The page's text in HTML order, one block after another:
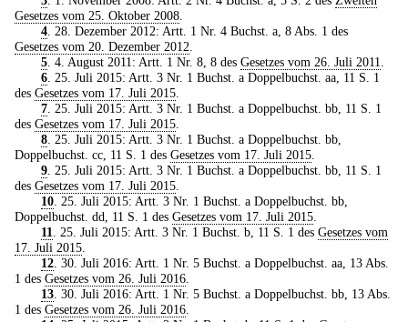
Gesetzes vom 25. Oktober 2008
4. 28. Dezember 2012: Artt. 1 Nr. 4 Buchst. a, 8 Abs. 1 des
Gesetzes vom 20. Dezember 2012
5. 4. August 2011: Artt. 1 Nr. 8, 8 des Gesetzes vom 26. Juli 2011
6. 25. Juli 2015: Artt. 3 Nr. 1 Buchst. a Doppelbuchst. aa, 11 S. 1
des Gesetzes vom 17. Juli 2015
7. 25. Juli 2015: Artt. 3 Nr. 1 Buchst. a Doppelbuchst. bb, 11 S. 1
des Gesetzes vom 17. Juli 2015
8. 25. Juli 2015: Artt. 3 Nr. 1 Buchst. a Doppelbuchst. bb,
Doppelbuchst. cc, 11 S. 1 des Gesetzes vom 17. Juli 2015
9. 25. Juli 2015: Artt. 3 Nr. 1 Buchst. a Doppelbuchst. bb, 11 S. 1
des Gesetzes vom 17. Juli 2015
10. 25. Juli 2015: Artt. 3 Nr. 1 Buchst. a Doppelbuchst. bb,
Doppelbuchst. dd, 11 S. 1 des Gesetzes vom 17. Juli 2015
11
. 25. Juli 2015: Artt. 3 Nr. 1 Buchst. b, 11 S. 1 des Gesetzes vom
17. Juli 2015
12. 30. Juli 2016: Artt. 1 Nr. 5 Buchst. a Doppelbuchst. aa, 13 Abs.
1 des Gesetzes vom 26. Juli 2016
13. 30. Juli 2016: Artt. 1 Nr. 5 Buchst. a Doppelbuchst. bb, 13 Abs.
1 des Gesetzes vom 26. Juli 2016